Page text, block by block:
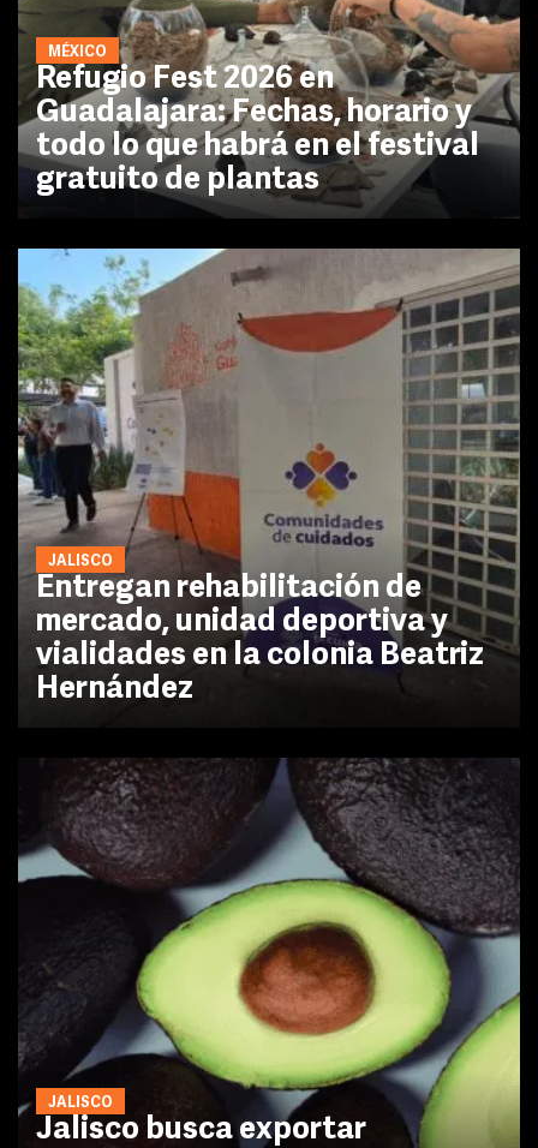
MÉXICO
Refugio Fest 2026 en
Guadalajara: Fechas, horario y
todo lo que habrá en el festival
gratuito de plantas
JALISCO
Entregan rehabilitación de
mercado, unidad deportiva y
vialidades en la colonia Beatriz
Hernández
JALISCO
Jalisco busca exportar